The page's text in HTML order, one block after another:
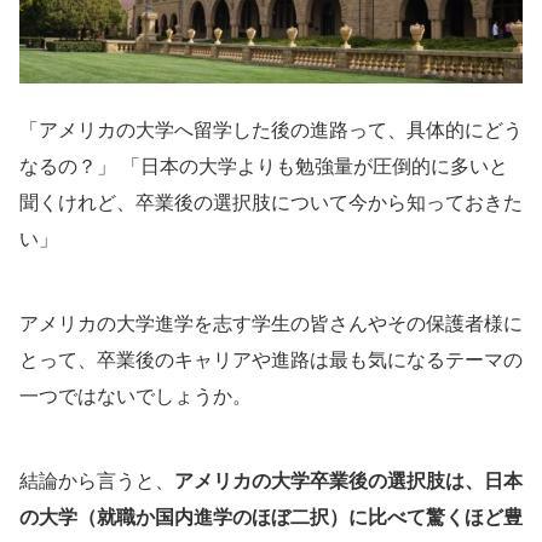
「アメリカの大学へ留学した後の進路って、具体的にどう
なるの？」 「日本の大学よりも勉強量が圧倒的に多いと
聞くけれど、卒業後の選択肢について今から知っておきた
い」
アメリカの大学進学を志す学生の皆さんやその保護者様に
とって、卒業後のキャリアや進路は最も気になるテーマの
一つではないでしょうか。
結論から言うと、 アメリカの大学卒業後の選択肢は、日本
の大学（就職か国内進学のほぼ二択）に比べて驚くほど豊